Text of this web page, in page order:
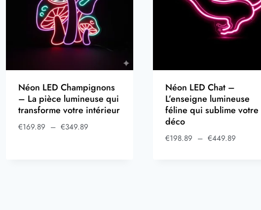
Néon LED Champignons
– La pièce lumineuse qui
transforme votre intérieur
€169.89 – €349.89
Néon LED Chat –
L’enseigne lumineuse
féline qui sublime votre
déco
€198.89 – €449.89